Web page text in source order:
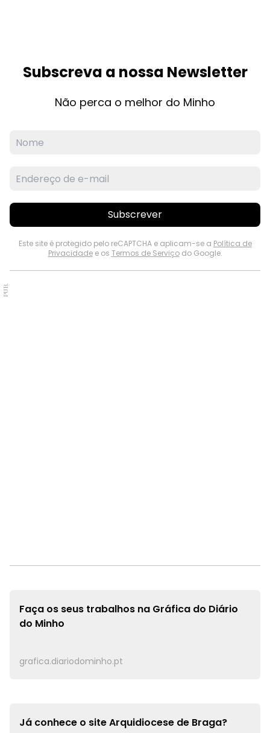
Subscreva a nossa Newsletter
Não perca o melhor do Minho
Subscrever
Este site é protegido pelo reCAPTCHA e aplicam-se a Política de
Privacidadee os Termos de Serviçodo Google.
PUB.
Faça os seus trabalhos na Gráfica do Diário
do Minho
grafica.diariodominho.pt
Já conhece o siteArquidiocese de Braga?